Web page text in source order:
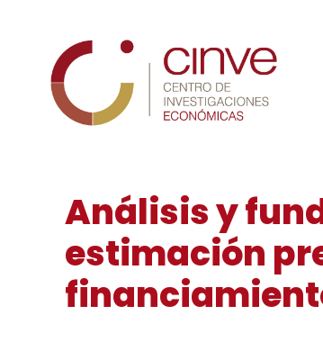
Análisis y
estimación